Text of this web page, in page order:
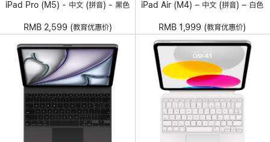
iPad Pro (M5) - 中文 (拼音) - 黑色
RMB 2,599 (教育优惠价)
iPad Air (M4) – 中文 (拼音) – 白色
RMB 1,999 (教育优惠价)